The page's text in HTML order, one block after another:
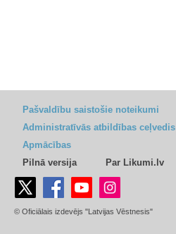
Pašvaldību saistošie noteikumi
Administratīvās atbildības ceļvedis
Apmācības
Pilnā versija
Par Likumi.lv
© Oficiālais izdevējs "Latvijas Vēstnesis"